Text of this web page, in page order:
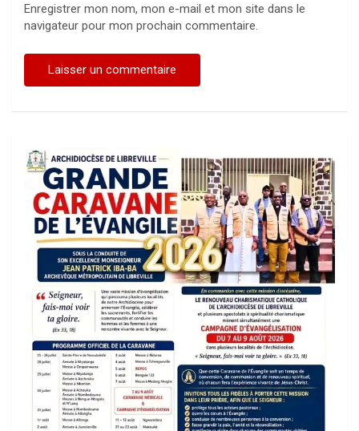
Enregistrer mon nom, mon e-mail et mon site dans le
navigateur pour mon prochain commentaire.